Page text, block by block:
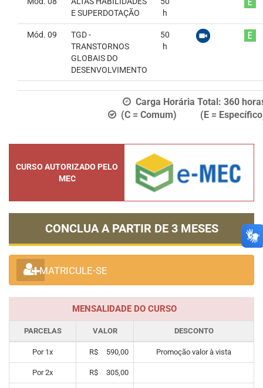
E SUPERDOTAÇÃO
h
Mód. 09
TGD -
TRANSTORNOS
GLOBAIS DO
DESENVOLVIMENTO
50
h
Carga Horária Total: 360
(C = Comum) (E =
CURSO AUTORIZADO PELO
MEC
CONCLUA A PARTIR DE 3 MESES
MATRICULE-SE
MENSALIDADE DO CURSO
PARCELAS VALOR DESCONTO
Por 1x R$ 590,00 Promoção valor à vista
Por2x R$ 305,00